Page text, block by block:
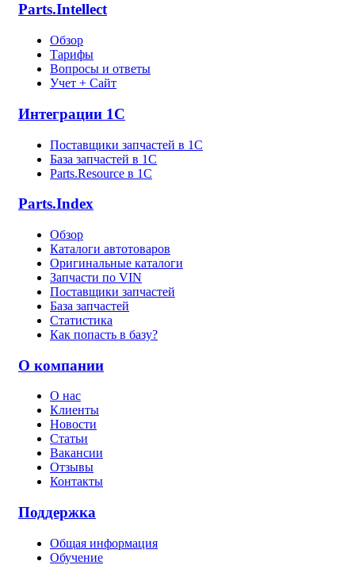
Parts.Intellect
Обзор
Тарифы
Вопросы и ответы
Учет + Сайт
Интеграции 1С
Поставщики запчастей в 1C
База запчастей в 1С
Parts.Resource в 1C
Parts.Index
Обзор
Каталоги автотоваров
Оригинальные каталоги
Запчасти по VIN
Поставщики запчастей
База запчастей
Статистика
Как попасть в базу?
О компании
О нас
Клиенты
Новости
Статьи
Вакансии
Отзывы
Контакты
Поддержка
Общая информация
Обучение